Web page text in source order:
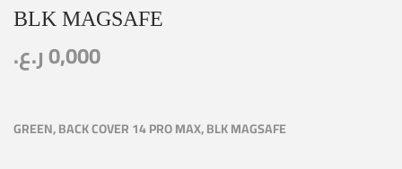
BLK MAGSAFE
0,000ر.ع.
GREEN, BACK COVER 14 PRO MAX, BLK MAGSAFE